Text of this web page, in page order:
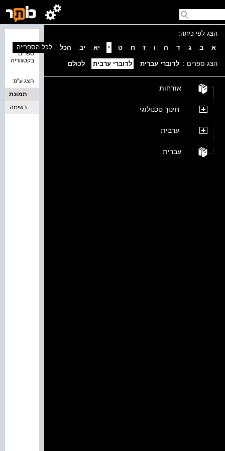
הצג לפי כיתה:
א
ב ג ד ה ו ז ח ט י יא יב הכל
הצג ספרים : לדוברי עברית לדוברי ערבית לכולם
אזרחות
חינוך טכנולוגי
ערבית
עברית
ספרים
בקטגוריה
לכל הספרייה
הצג ע''פ:
תמונת
כריכה
רשימה